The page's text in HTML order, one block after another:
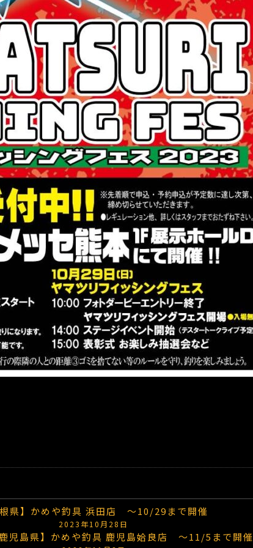
根県】かめや釣具 浜田店 ～10/29まで開催
2023年10月28日
鹿児島県】かめや釣具 鹿児島姶良店 ～11/5まで開催